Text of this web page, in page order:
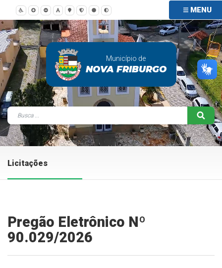
MENU
Município de
NOVA FRIBURGO
Licitações
Pregão Eletrônico Nº
90.029/2026